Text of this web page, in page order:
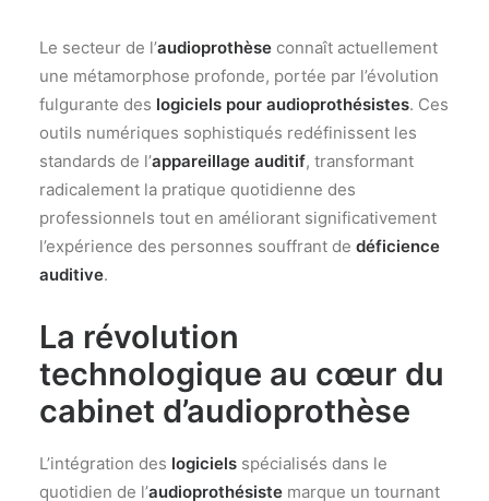
Le secteur de l’audioprothèse connaît actuellement
une métamorphose profonde, portée par l’évolution
fulgurante des logiciels pour audioprothésistes. Ces
outils numériques sophistiqués redéfinissent les
standards de l’appareillage auditif, transformant
radicalement la pratique quotidienne des
professionnels tout en améliorant significativement
l’expérience des personnes souffrant de déficience
auditive.
La révolution
technologique au cœur du
cabinet d’audioprothèse
L’intégration des logiciels spécialisés dans le
quotidien de l’audioprothésiste marque un tournant